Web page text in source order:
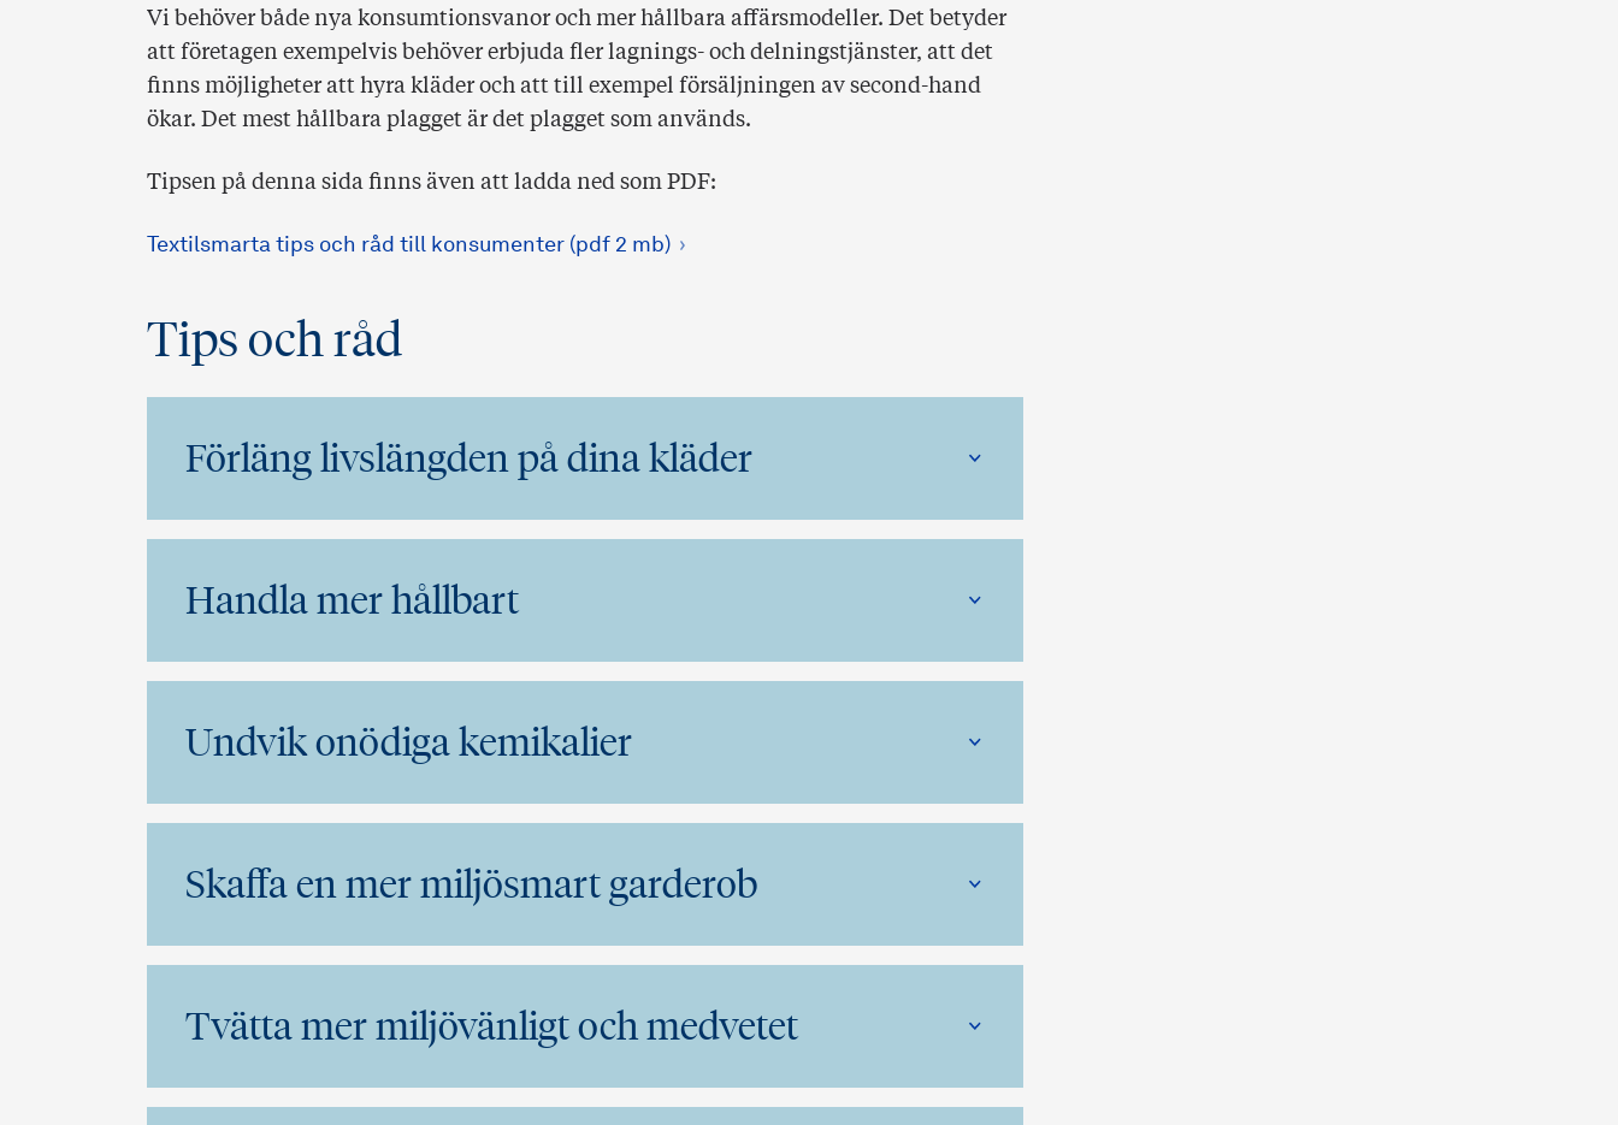
Vi behöver både nya konsumtionsvanor och mer hållbara affärsmodeller. Det betyder
att företagen exempelvis behöver erbjuda fler lagnings- och delningstjänster, att det
finns möjligheter att hyra kläder och att till exempel försäljningen av second-hand
ökar. Det mest hållbara plagget är det plagget som används.
Tipsen på denna sida finns även att ladda ned som PDF:
Textilsmarta tips och råd till konsumenter (pdf 2 mb)
Tips och råd
Förläng livslängden på dina kläder
Handla mer hållbart
Undvik onödiga kemikalier
Skaffa en mer miljösmart garderob
Tvätta mer miljövänligt och medvetet